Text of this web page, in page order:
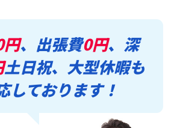
円、出張費0円、深
土日祝、大型休暇も
しております！